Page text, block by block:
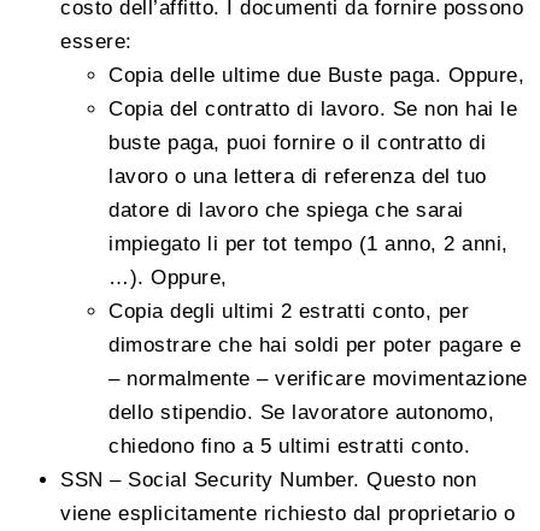
costo dell’affitto. I documenti da fornire possono
essere:
Copia delle ultime due Buste paga. Oppure,
Copia del contratto di lavoro. Se non hai le
buste paga, puoi fornire o il contratto di
lavoro o una lettera di referenza del tuo
datore di lavoro che spiega che sarai
impiegato li per tot tempo (1 anno, 2 anni,
…). Oppure,
Copia degli ultimi 2 estratti conto, per
dimostrare che hai soldi per poter pagare e
– normalmente – verificare movimentazione
dello stipendio. Se lavoratore autonomo,
chiedono fino a 5 ultimi estratti conto.
SSN – Social Security Number. Questo non
viene esplicitamente richiesto dal proprietario o